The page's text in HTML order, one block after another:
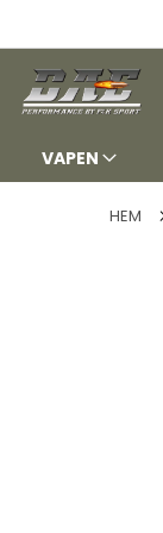
TILL
INNEHÅLLET
VAPEN
HEM